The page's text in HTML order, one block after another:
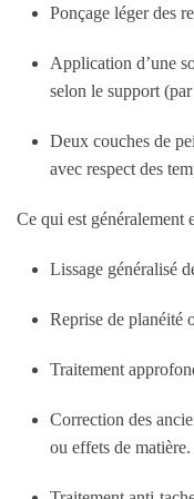
Ponçage léger des
Application d’une
selon le support
Deux couches de
avec respect des
Ce qui est généralement
Lissage généralisé
Reprise de planéité
Traitement
Correction des
ou effets de matière.